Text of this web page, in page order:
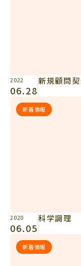
2022
06.28
新規顧問
新着情報
2020
06.05
科学調理
新着情報